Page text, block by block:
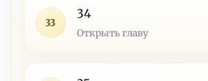
33
34
Открыть главу